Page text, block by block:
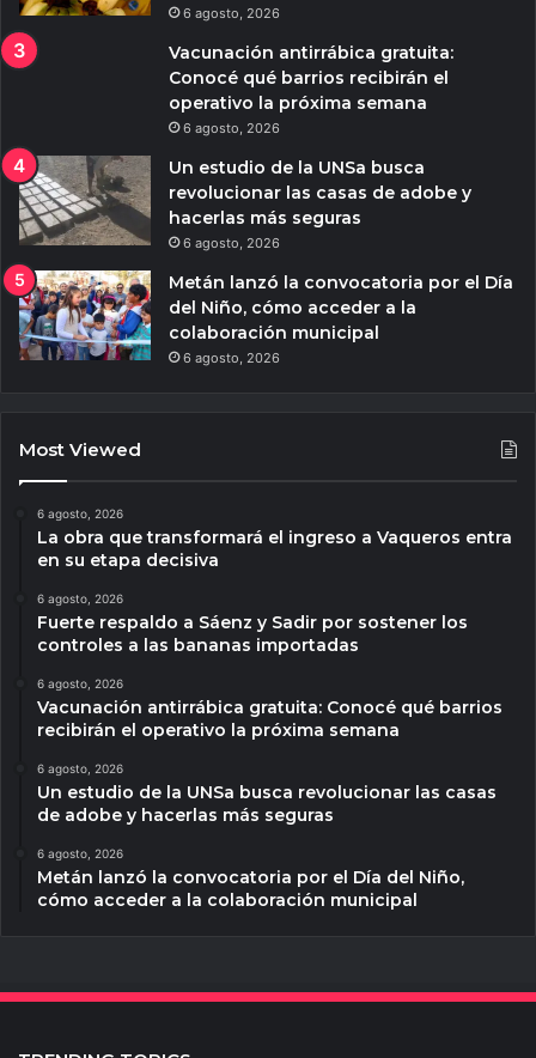
6 agosto, 2026
Vacunación antirrábica gratuita:
Conocé qué barrios recibirán el
operativo la próxima semana
6 agosto, 2026
Un estudio de la UNSa busca
revolucionar las casas de adobe y
hacerlas más seguras
6 agosto, 2026
Metán lanzó la convocatoria por el Día
del Niño, cómo acceder a la
colaboración municipal
6 agosto, 2026
Most Viewed
6 agosto, 2026
La obra que transformará el ingreso a Vaqueros entra
en su etapa decisiva
6 agosto, 2026
Fuerte respaldo a Sáenz y Sadir por sostener los
controles a las bananas importadas
6 agosto, 2026
Vacunación antirrábica gratuita: Conocé qué barrios
recibirán el operativo la próxima semana
6 agosto, 2026
Un estudio de la UNSa busca revolucionar las casas
de adobe y hacerlas más seguras
6 agosto, 2026
Metán lanzó la convocatoria por el Día del Niño,
cómo acceder a la colaboración municipal